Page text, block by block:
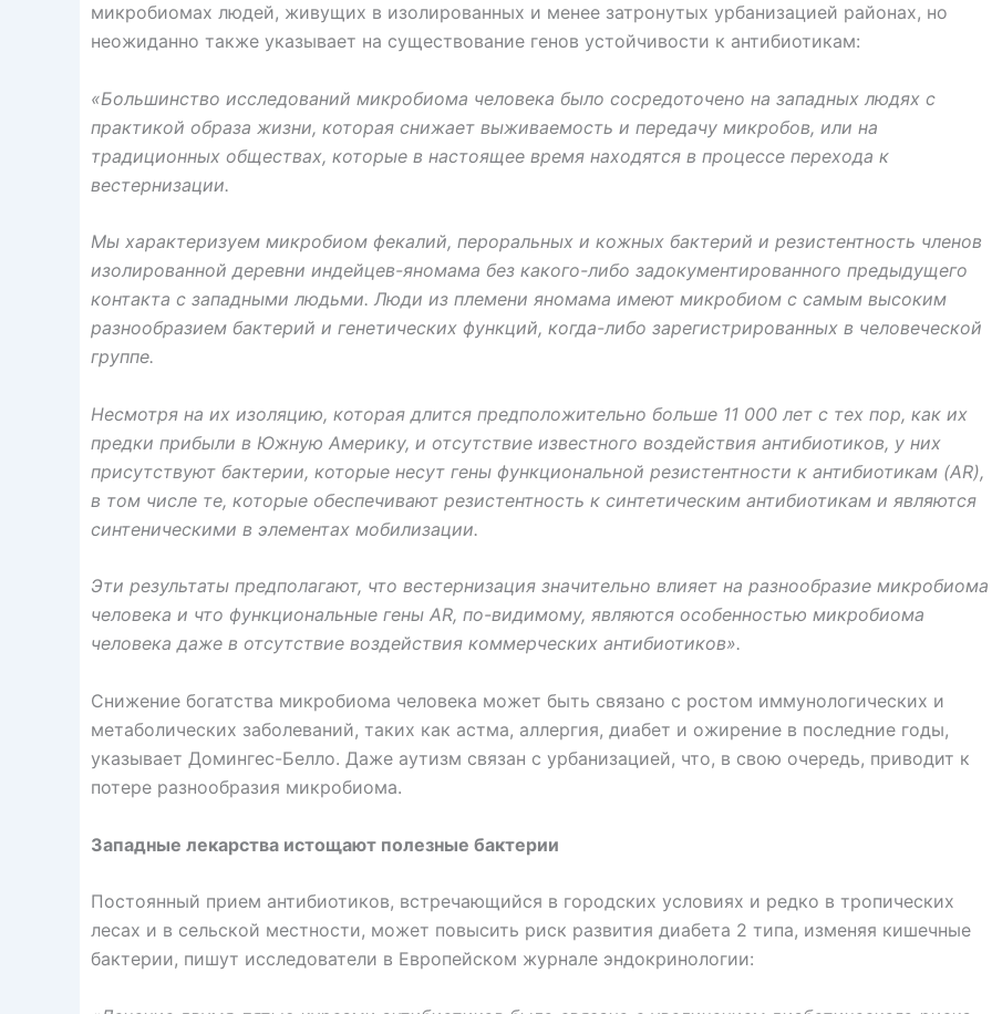
микробиомах людей, живущих в изолированных и менее затронутых урбанизацией районах, но
неожиданно также указывает на существование генов устойчивости к антибиотикам:
«Большинство исследований микробиома человека было сосредоточено на западных людях с
практикой образа жизни, которая снижает выживаемость и передачу микробов, или на
традиционных обществах, которые в настоящее время находятся в процессе перехода к
вестернизации.
Мы характеризуем микробиом фекалий, пероральных и кожных бактерий и резистентность членов
изолированной деревни индейцев-яномама без какого-либо задокументированного предыдущего
контакта с западными людьми. Люди из племени яномама имеют микробиом с самым высоким
разнообразием бактерий и генетических функций, когда-либо зарегистрированных в человеческой
группе.
Несмотря на их изоляцию, которая длится предположительно больше 11 000 лет с тех пор, как их
предки прибыли в Южную Америку, и отсутствие известного воздействия антибиотиков, у них
присутствуют бактерии, которые несут гены функциональной резистентности к антибиотикам (AR),
в том числе те, которые обеспечивают резистентность к синтетическим антибиотикам и являются
синтеническими в элементах мобилизации.
Эти результаты предполагают, что вестернизация значительно влияет на разнообразие микробиома
человека и что функциональные гены AR, по-видимому, являются особенностью микробиома
человека даже в отсутствие воздействия коммерческих антибиотиков».
Снижение богатства микробиома человека может быть связано с ростом иммунологических и
метаболических заболеваний, таких как астма, аллергия, диабет и ожирение в последние годы,
указывает Домингес-Белло. Даже аутизм связан с урбанизацией, что, в свою очередь, приводит к
потере разнообразия микробиома.
Западные лекарства истощают полезные бактерии
Постоянный прием антибиотиков, встречающийся в городских условиях и редко в тропических
лесах и в сельской местности, может повысить риск развития диабета 2 типа, изменяя кишечные
бактерии, пишут исследователи в Европейском журнале эндокринологии: